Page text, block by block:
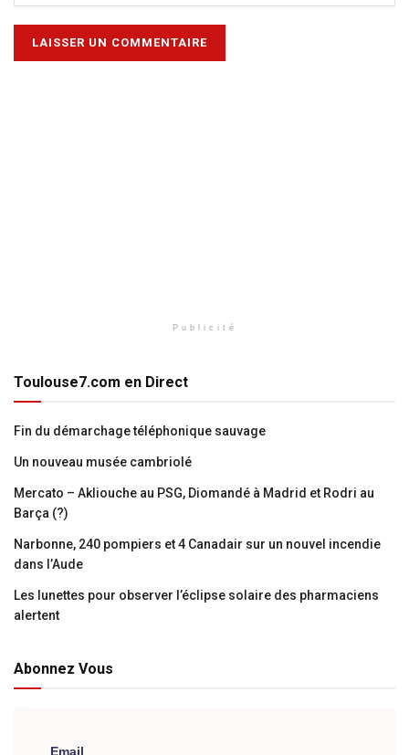
Publicité
Toulouse7.com en Direct
Fin du démarchage téléphonique sauvage
Un nouveau musée cambriolé
Mercato – Akliouche au PSG, Diomandé à Madrid et Rodri au
Barça (?)
Narbonne, 240 pompiers et 4 Canadair sur un nouvel incendie
dans l’Aude
Les lunettes pour observer l’éclipse solaire des pharmaciens
alertent
Abonnez Vous
Email